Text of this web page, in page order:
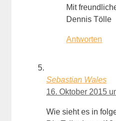
Mit
Dennis Tölle
Antworten
Sebastian Wales
16. Oktober 2015
Wie sieht es in